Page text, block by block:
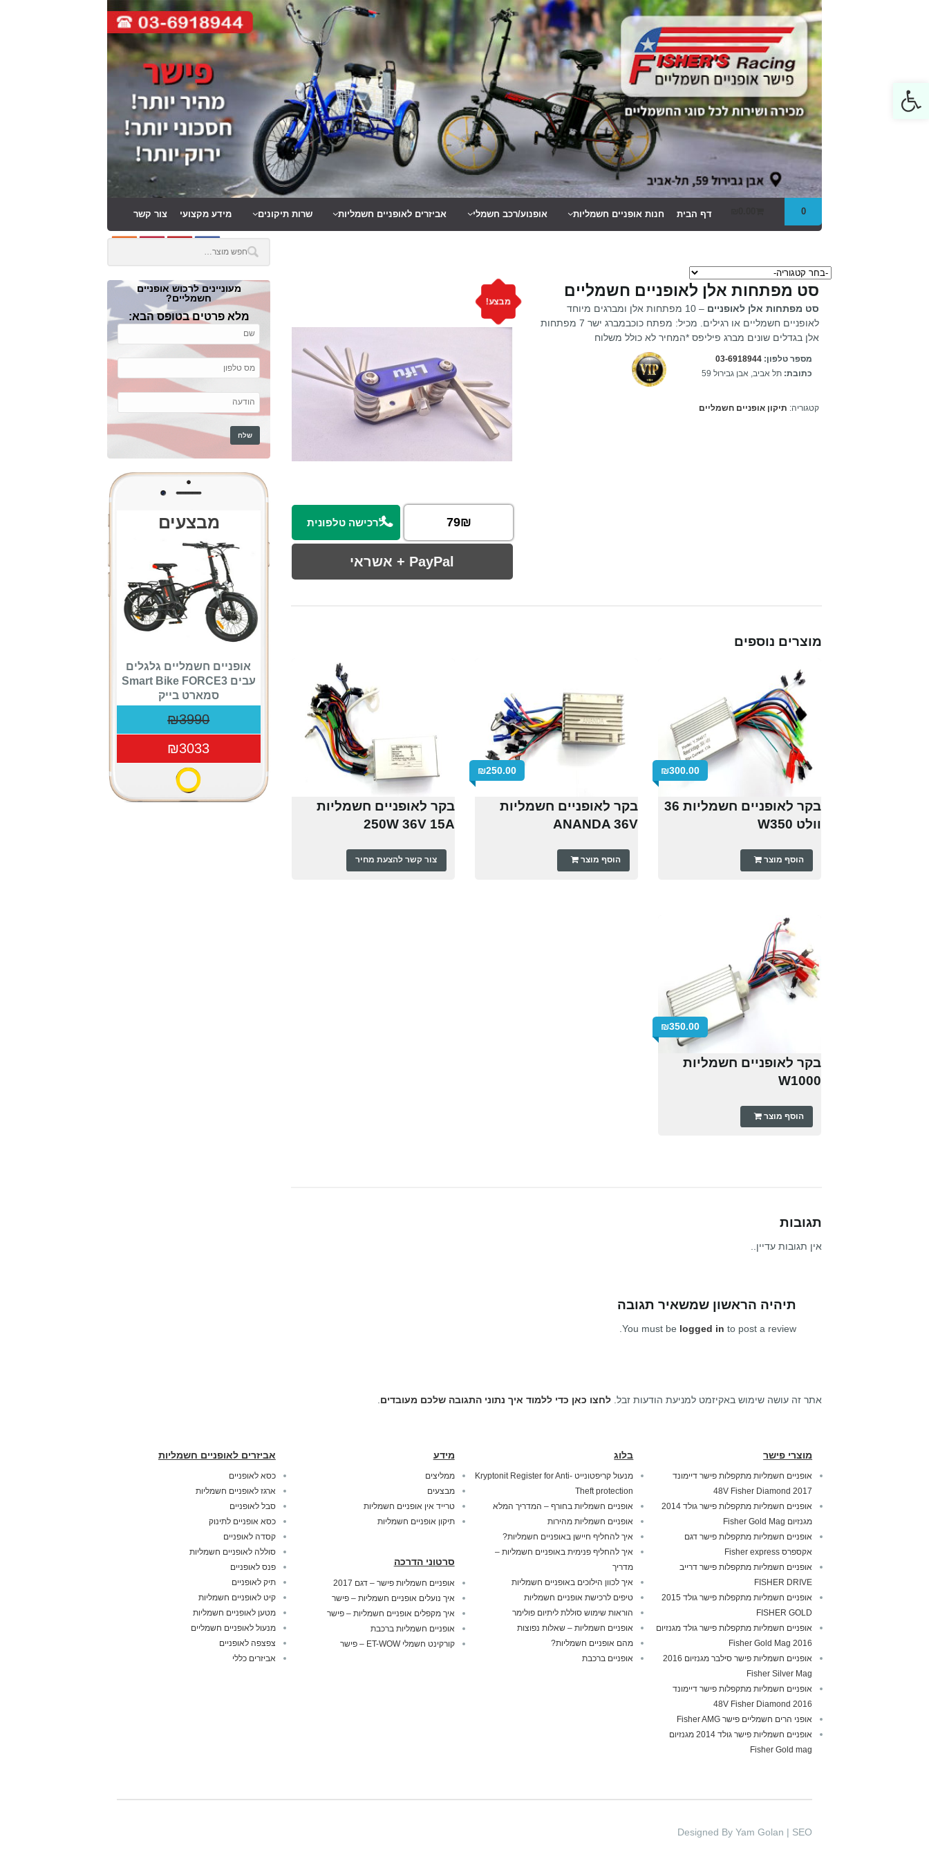
0 דף הבית חנות אופניים חשמליות אופנוע/רכב חשמלי אביזרים לאופניים חשמליות שרות תיקונים מידע מקצועי צור קשר
מבצע!
79₪ לרכישה טלפונית
סט מפתחות אלן לאופניים חשמליים
סט מפתחות אלן לאופניים
– 10 מפתחות אלן ומברגים מיוחד
לאופניים חשמליים או רגילים. מכיל: מפתח כוכבמברג ישר 7 מפתחות
אלן בגדלים שונים מברג פיליפס *המחיר לא כולל משלוח
מספר טלפון:
כתובת: תל אביב, אבן גבירול 59
קטגוריה: תיקון אופניים חשמליים
מוצרים נוספים
₪300.00
בקר לאופניים חשמליות 36
וולט W350
הוסף מוצר
₪250.00
בקר לאופניים חשמליות
ANANDA 36V
הוסף מוצר
בקר לאופניים חשמליות
250W 36V 15A
צור קשר להצעת מחיר
₪350.00
בקר לאופניים חשמליות
W1000
הוסף מוצר
תגובות
אין תגובות עדיין..
תיהיה הראשון שמשאיר תגובה
You must be logged in to post a review.
אתר זה עושה שימוש באקיזמט למניעת הודעות זבל.לחצו כאן כדי ללמוד איך נתוני התגובה שלכם מעובדים
מעוניינים לרכוש אופניים
חשמליים?
מלא פרטים בטופס הבא:
מבצעים
אופניים חשמליים גלגלים
עבים Smart Bike FORCE3
סמארט בייק
₪3990
₪3033
מוצרי פישר
אופניים חשמליות מתקפלות פישר דיימונד
2017 48V Fisher Diamond
אופניים חשמליות מתקפלות פישר גולד 2014
מגנזיום Fisher Gold Mag
אופניים חשמליות מתקפלות פישר דגם
אקספרס Fisher express
אופניים חשמליות מתקפלות פישר דרייב
FISHER DRIVE
אופניים חשמליות מתקפלות פישר גולד 2015
FISHER GOLD
אופניים חשמליות מתקפלות פישר גולד מגנזיום
2016 Fisher Gold Mag
אופניים חשמליות פישר סילבר מגנזיום 2016
Fisher Silver Mag
אופניים חשמליות מתקפלות פישר דיימונד
2016 48V Fisher Diamond
אופני הרים חשמליים פישר Fisher AMG
אופניים חשמליות פישר גולד 2014 מגנזיום
Fisher Gold mag
בלוג
מנעול קריפטונייט Kryptonit Register for Anti-
Theft protection
אופניים חשמליות בחורף – המדריך המלא
אופניים חשמליות מהירות
איך להחליף חיישן באופניים חשמליות?
איך להחליף פנימית באופניים חשמליות –
מדריך
איך לכוון הילוכים באופניים חשמליות
טיפים לרכישת אופניים חשמליות
הוראות שימוש סוללת ליתיום פולימר
אופניים חשמליות – שאלות נפוצות
מהם אופניים חשמליות?
אופניים ברכבת
מידע
ממליצים
מבצעים
טרייד אין אופניים חשמליות
תיקון אופניים חשמליות
סרטוני הדרכה
אופניים חשמליות פישר – דגם 2017
איך נועלים אופניים חשמליות – פישר
איך מקפלים אופניים חשמליות – פישר
אופניים חשמליות ברכבת
קורקינט חשמלי ET-WOW – פישר
אביזרים לאופניים חשמליות
כסא לאופניים
ארגז לאופניים חשמליות
סבל לאופניים
כסא אופניים לתינוק
קסדה לאופניים
סוללה לאופניים חשמליות
פנס לאופניים
תיק לאופניים
קיט לאופניים חשמליות
מטען לאופניים חשמליות
מנעול לאופניים חשמליים
צפצפה לאופניים
אביזרים כללי
Designed By Yam Golan | SEO